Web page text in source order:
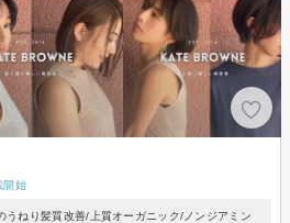
開始
うねり髪質改善/上質オーガニック/ノンジアミン